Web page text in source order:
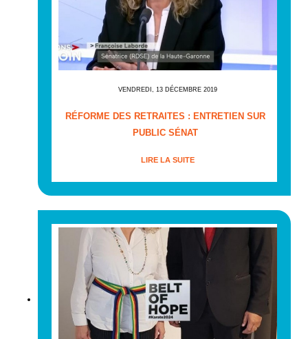
VENDREDI, 13 DÉCEMBRE 2019
RÉFORME DES RETRAITES : ENTRETIEN SUR
PUBLIC SÉNAT
LIRE LA SUITE